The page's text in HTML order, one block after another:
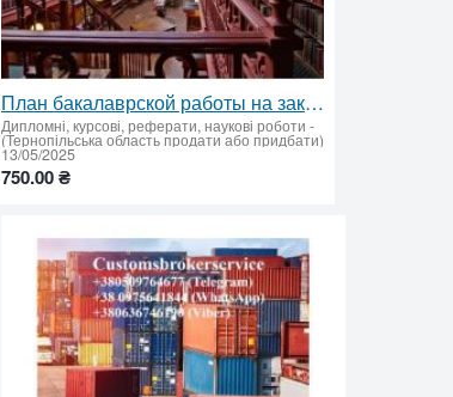
План бакалаврской работы на заказ в Украине
Дипломні, курсові, реферати, наукові роботи -
(Тернопільська область продати або придбати)
13/05/2025
750.00 ₴